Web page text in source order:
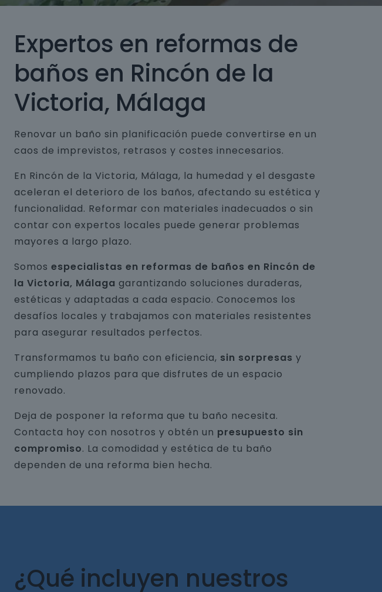
Expertos en reformas de
baños en Rincón de la
Victoria, Málaga
Renovar un baño sin planificación puede convertirse en un
caos de imprevistos, retrasos y costes innecesarios.
En Rincón de la Victoria, Málaga, la humedad y el desgaste
aceleran el deterioro de los baños, afectando su estética y
funcionalidad. Reformar con materiales inadecuados o sin
contar con expertos locales puede generar problemas
mayores a largo plazo.
Somos especialistas en reformas de baños en Rincón de
la Victoria, Málaga garantizando soluciones duraderas,
estéticas y adaptadas a cada espacio. Conocemos los
desafíos locales y trabajamos con materiales resistentes
para asegurar resultados perfectos.
Transformamos tu baño con eficiencia, sin sorpresas y
cumpliendo plazos para que disfrutes de un espacio
renovado.
Deja de posponer la reforma que tu baño necesita.
Contacta hoy con nosotros y obtén un presupuesto sin
compromiso. La comodidad y estética de tu baño
dependen de una reforma bien hecha.
¿Qué incluyen nuestros